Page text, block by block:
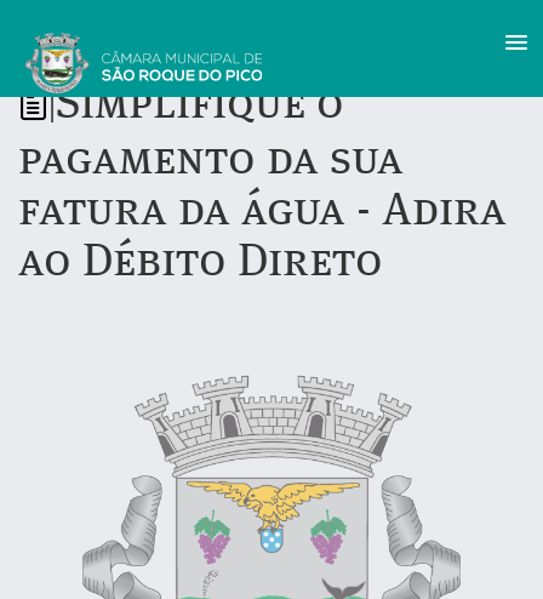
Simplifique o
pagamento da sua
fatura da água - Adira
ao Débito Direto